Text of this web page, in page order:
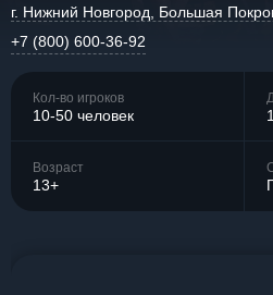
г. Нижний Новгород, Большая
+7 (800) 600-36-92
Кол-во игроков
10-50 человек
Возраст
13+